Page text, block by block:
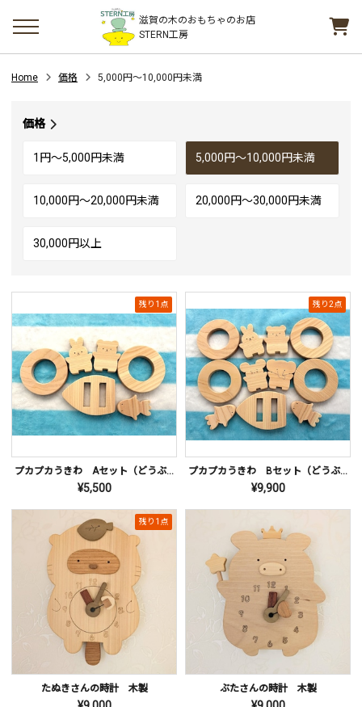
滋賀の木のおもちゃのお店
STERN工房
Home 価格 5,000円～10,000円未満
価格
1円～5,000円未満 5,000円～10,000円未満
10,000円～20,000円未満 20,000円～30,000円未満
30,000円以上
残り1点
プカプカうきわ Aセット（どうぶつ２種選択）
¥5,500
残り2点
プカプカうきわ Bセット（どうぶつ４種選択）
¥9,900
残り1点
たぬきさんの時計 木製 ぶたさんの時計 木製